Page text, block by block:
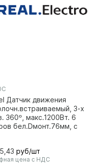
Датчик движения
3-х
360º, макс.1200Вт. 6
бел.Dмонт.76мм, с
руб/шт
цена с НДС